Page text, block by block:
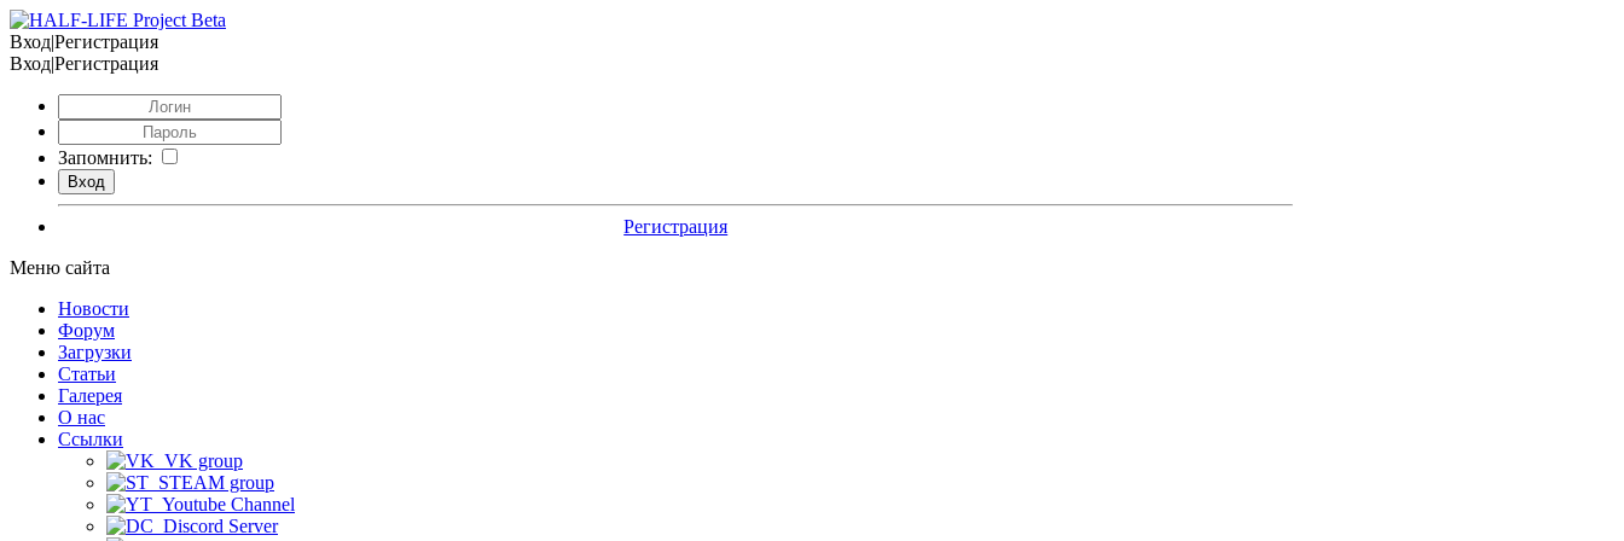
Вход|Регистрация
Вход|Регистрация
Запомнить:
Регистрация
Меню сайта
Новости
Форум
Загрузки
Статьи
Галерея
О нас
Ссылки
VK group
STEAM group
Youtube Channel
Discord Server